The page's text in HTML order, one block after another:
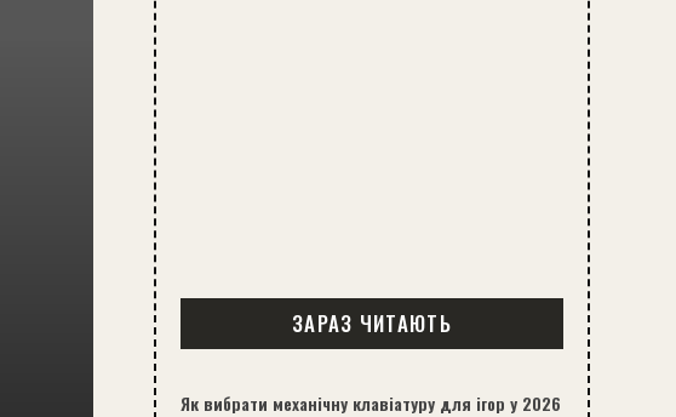
ЗАРАЗ ЧИТАЮТЬ
Як вибрати механічну клавіатуру для ігор у 2026